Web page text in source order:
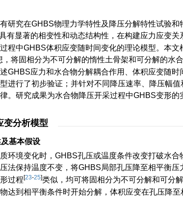
研究在GHBS物理力学特性及降压分解特性试验
有显著的相变性和动态结构性，在构建应力应变
程中GHBS体积应变随时间变化的理论模型。本
，将固相分为不可分解的惰性土骨架和可分解的水
GHBS应力和水合物分解耦合作用、体积应变随
进行了初步验证；并针对不同降压速率、降压幅
。研究成果为水合物降压开采过程中GHBS变形的
分析模型
基本假设
环境变化时，GHBS孔压或温度条件改变打破水
法保持温度不变，将GHBS局部孔压降至相平衡压
过程[23-25]类似，均可将固相分为不可分解和可分
达到相平衡条件时开始分解，体积应变在孔压降